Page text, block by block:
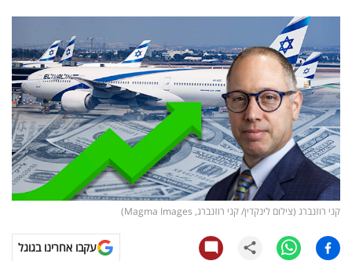
מדדים
ומחקרים
דעות
רכילות
עסקית
קריפטו
ויראלי
טלוויזיה
קני רוזנברג (צילום לינקדין/ קני רוזנברג, Magma Images)
עקבו אחרינו בגוגל